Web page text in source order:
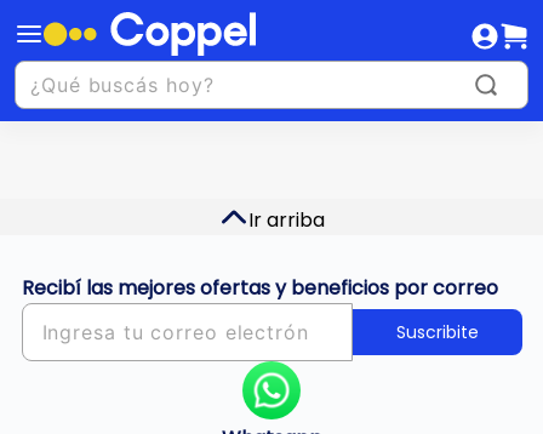
Ir arriba
Recibí las mejores ofertas y beneficios por correo
Suscribite